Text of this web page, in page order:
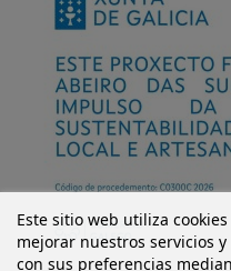
Este sitio web utiliza
mejorar nuestros servicios
con sus preferencias